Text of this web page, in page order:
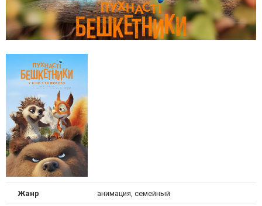
Жанр анимация, семейный